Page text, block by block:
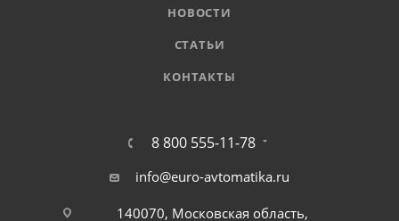
НОВОСТИ
СТАТЬИ
КОНТАКТЫ
8 800 555-11-78
info@euro-avtomatika.ru
140070, Московская область,